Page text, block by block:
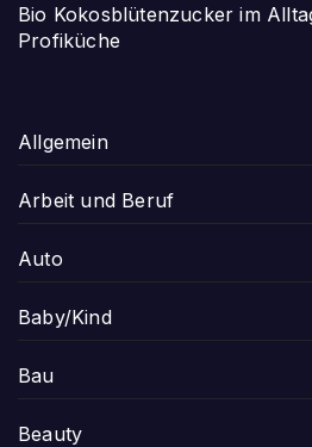
Bio Kokosblütenzucker im
Profiküche
Allgemein
Arbeit und Beruf
Auto
Baby/Kind
Bau
Beauty